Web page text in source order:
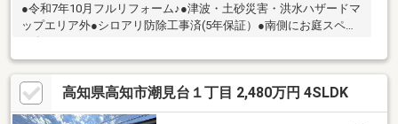
●令和7年10月フルリフォーム♪●津波・土砂災害・洪水ハザードマ
ップエリア外●シロアリ防除工事済(5年保証）●南側にお庭スペー
ス有り
高知県高知市潮見台１丁目 2,480万円 4SLDK